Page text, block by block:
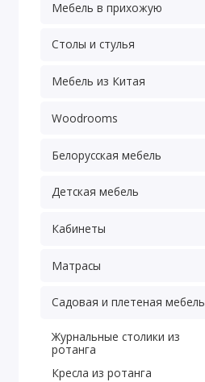
Мебель в прихожую
Столы и стулья
Мебель из Китая
Woodrooms
Белорусская мебель
Детская мебель
Кабинеты
Матрасы
Садовая и плетеная мебель
Журнальные столики из
ротанга
Кресла из ротанга